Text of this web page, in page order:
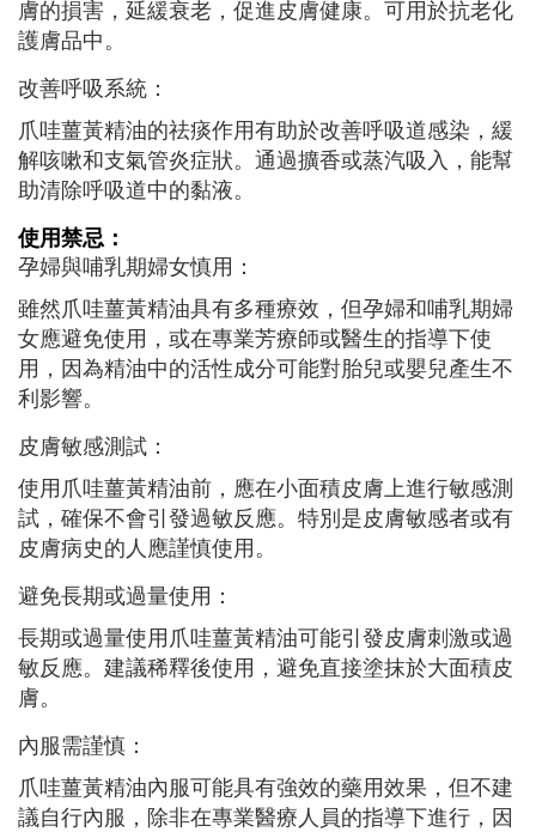
膚的損害，延緩衰老，促進皮膚健康。可用於抗老化
護膚品中。
改善呼吸系統：
爪哇薑黃精油的祛痰作用有助於改善呼吸道感染，緩
解咳嗽和支氣管炎症狀。通過擴香或蒸汽吸入，能幫
助清除呼吸道中的黏液。
使用禁忌：
孕婦與哺乳期婦女慎用：
雖然爪哇薑黃精油具有多種療效，但孕婦和哺乳期婦
女應避免使用，或在專業芳療師或醫生的指導下使
用，因為精油中的活性成分可能對胎兒或嬰兒產生不
利影響。
皮膚敏感測試：
使用爪哇薑黃精油前，應在小面積皮膚上進行敏感測
試，確保不會引發過敏反應。特別是皮膚敏感者或有
皮膚病史的人應謹慎使用。
避免長期或過量使用：
長期或過量使用爪哇薑黃精油可能引發皮膚刺激或過
敏反應。建議稀釋後使用，避免直接塗抹於大面積皮
膚。
內服需謹慎：
爪哇薑黃精油內服可能具有強效的藥用效果，但不建
議自行內服，除非在專業醫療人員的指導下進行，因